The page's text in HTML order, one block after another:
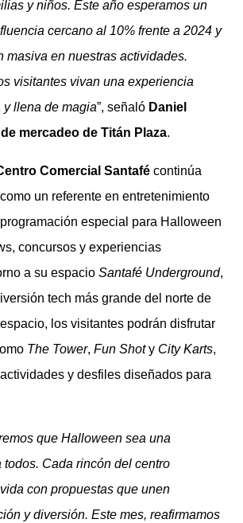
y niños. Este año esperamos un
cercano al 10% frente a 2024 y
masiva en nuestras actividades.
visitantes vivan una experiencia
llena de magia”, señaló Daniel
mercadeo de Titán Plaza.
Comercial Santafé continúa
un referente en entretenimiento
especial para Halloween
concursos y experiencias
a su espacio Santafé Underground,
tech más grande del norte de
los visitantes podrán disfrutar
The Tower, Fun Shoty City Karts,
y desfiles diseñados para
que Halloween sea una
Cada rincón del centro
con propuestas que unen
y diversión. Este mes, reafirmamos